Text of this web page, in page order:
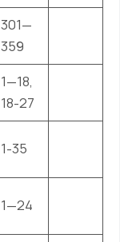
301—
359
1—18,
18-27
1-35
1—24